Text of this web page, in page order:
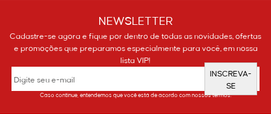
NEWSLETTER
Cadastre-se agora e fique por dentro de todas as novidades, ofertas
e promoções que preparamos especialmente para você, em nossa
lista VIP!
INSCREVA-
SE
Caso continue, entendemos que você está de acordo com nossos termos.